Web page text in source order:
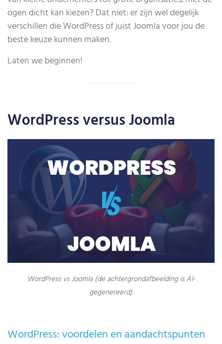
ogen dicht kan kiezen? Dat niet: er zijn wel degelijk
verschillen die WordPress of juist Joomla voor jou de
beste keuze kunnen maken.
Laten we beginnen!
WordPress versus Joomla
WordPress vs Joomla (de achtergrondafbeelding is AI-
gegenereerd).
WordPress: voordelen en aandachtspunten